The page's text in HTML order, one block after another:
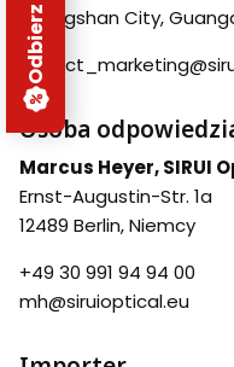
Zhongshan City,
Osoba
Marcus Heyer, SIRUI
Ernst-Augustin-Str. 1a
12489 Berlin, Niemcy
+49 30 991 94 94 00
mh@siruioptical.eu